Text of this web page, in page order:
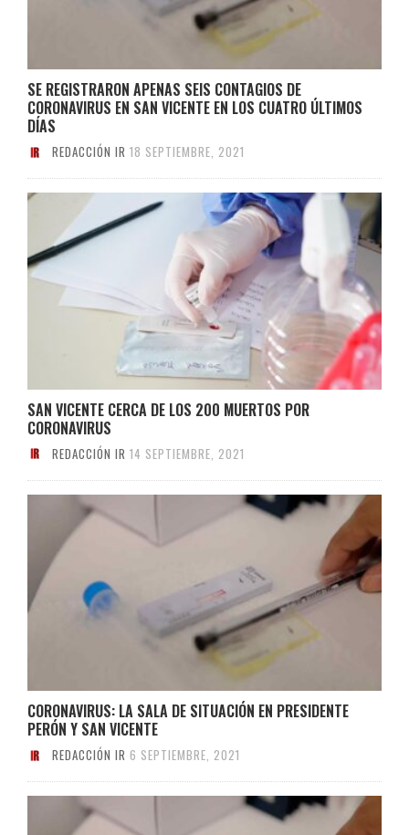
SE REGISTRARON APENAS SEIS CONTAGIOS DE
CORONAVIRUS EN SAN VICENTE EN LOS CUATRO ÚLTIMOS
DÍAS
REDACCIÓN IR 18 SEPTIEMBRE, 2021
SAN VICENTE CERCA DE LOS 200 MUERTOS POR
CORONAVIRUS
REDACCIÓN IR 14 SEPTIEMBRE, 2021
CORONAVIRUS: LA SALA DE SITUACIÓN EN PRESIDENTE
PERÓN Y SAN VICENTE
REDACCIÓN IR 6 SEPTIEMBRE, 2021